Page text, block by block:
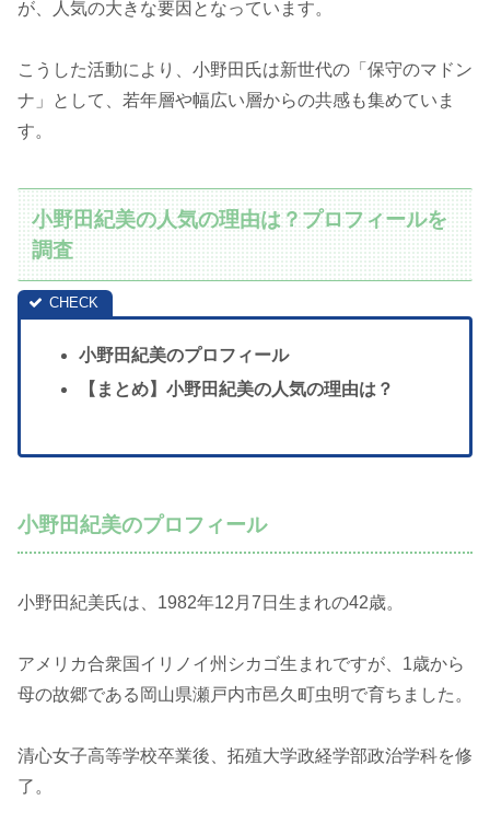
が、人気の大きな要因となっています。
こうした活動により、小野田氏は新世代の「保守のマドン
ナ」として、若年層や幅広い層からの共感も集めていま
す。
小野田紀美の人気の理由は？プロフィールを
調査
小野田紀美のプロフィール
【まとめ】小野田紀美の人気の理由は？
小野田紀美のプロフィール
小野田紀美氏は、1982年12月7日生まれの42歳。
アメリカ合衆国イリノイ州シカゴ生まれですが、1歳から
母の故郷である岡山県瀬戸内市邑久町虫明で育ちました。
清心女子高等学校卒業後、拓殖大学政経学部政治学科を修
了。